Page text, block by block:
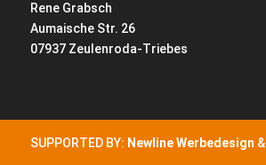
Rene Grabsch
Aumaische Str. 26
07937 Zeulenroda-Triebes
SUPPORTED BY: Newline Werbedesign &